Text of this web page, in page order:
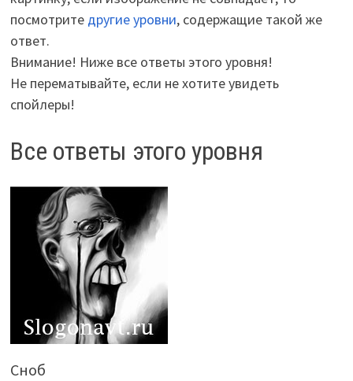
посмотрите другие уровни, содержащие такой же
ответ.
Внимание! Ниже все ответы этого уровня!
Не перематывайте, если не хотите увидеть
спойлеры!
Все ответы этого уровня
Сноб